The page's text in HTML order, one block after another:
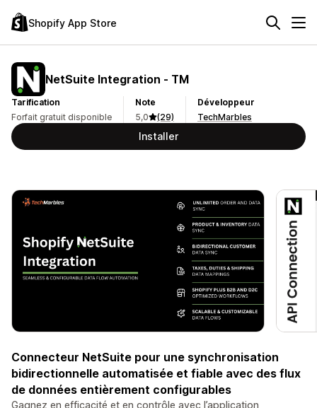
Shopify App Store
NetSuite Integration ‑ TM
Tarification
Forfait gratuit disponible
Note
5,0
(29)
Développeur
TechMarbles
Installer
Connecteur NetSuite pour une synchronisation
bidirectionnelle automatisée et fiable avec des flux
de données entièrement configurables
Gagnez en efficacité et en contrôle avec l’application